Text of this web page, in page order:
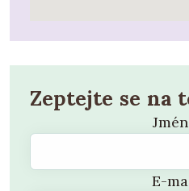
Zeptejte se na
E-